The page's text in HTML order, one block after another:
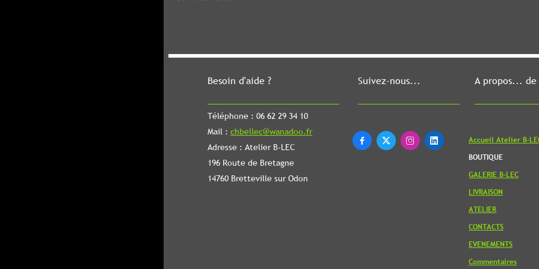
Besoin d'aide ?
Téléphone : 06 62 29 34 10
Mail : chbellec@wanadoo.fr
Adresse : Atelier B-LEC
196 Route de Bretagne
14760 Bretteville sur Odon
Suivez-nous...
   
A propos... de
Accueil Atelier B-
BOUTIQUE
GALERIE B-LEC
LIVRAISON
ATELIER
CONTACTS
EVENEMENTS
Commentaires